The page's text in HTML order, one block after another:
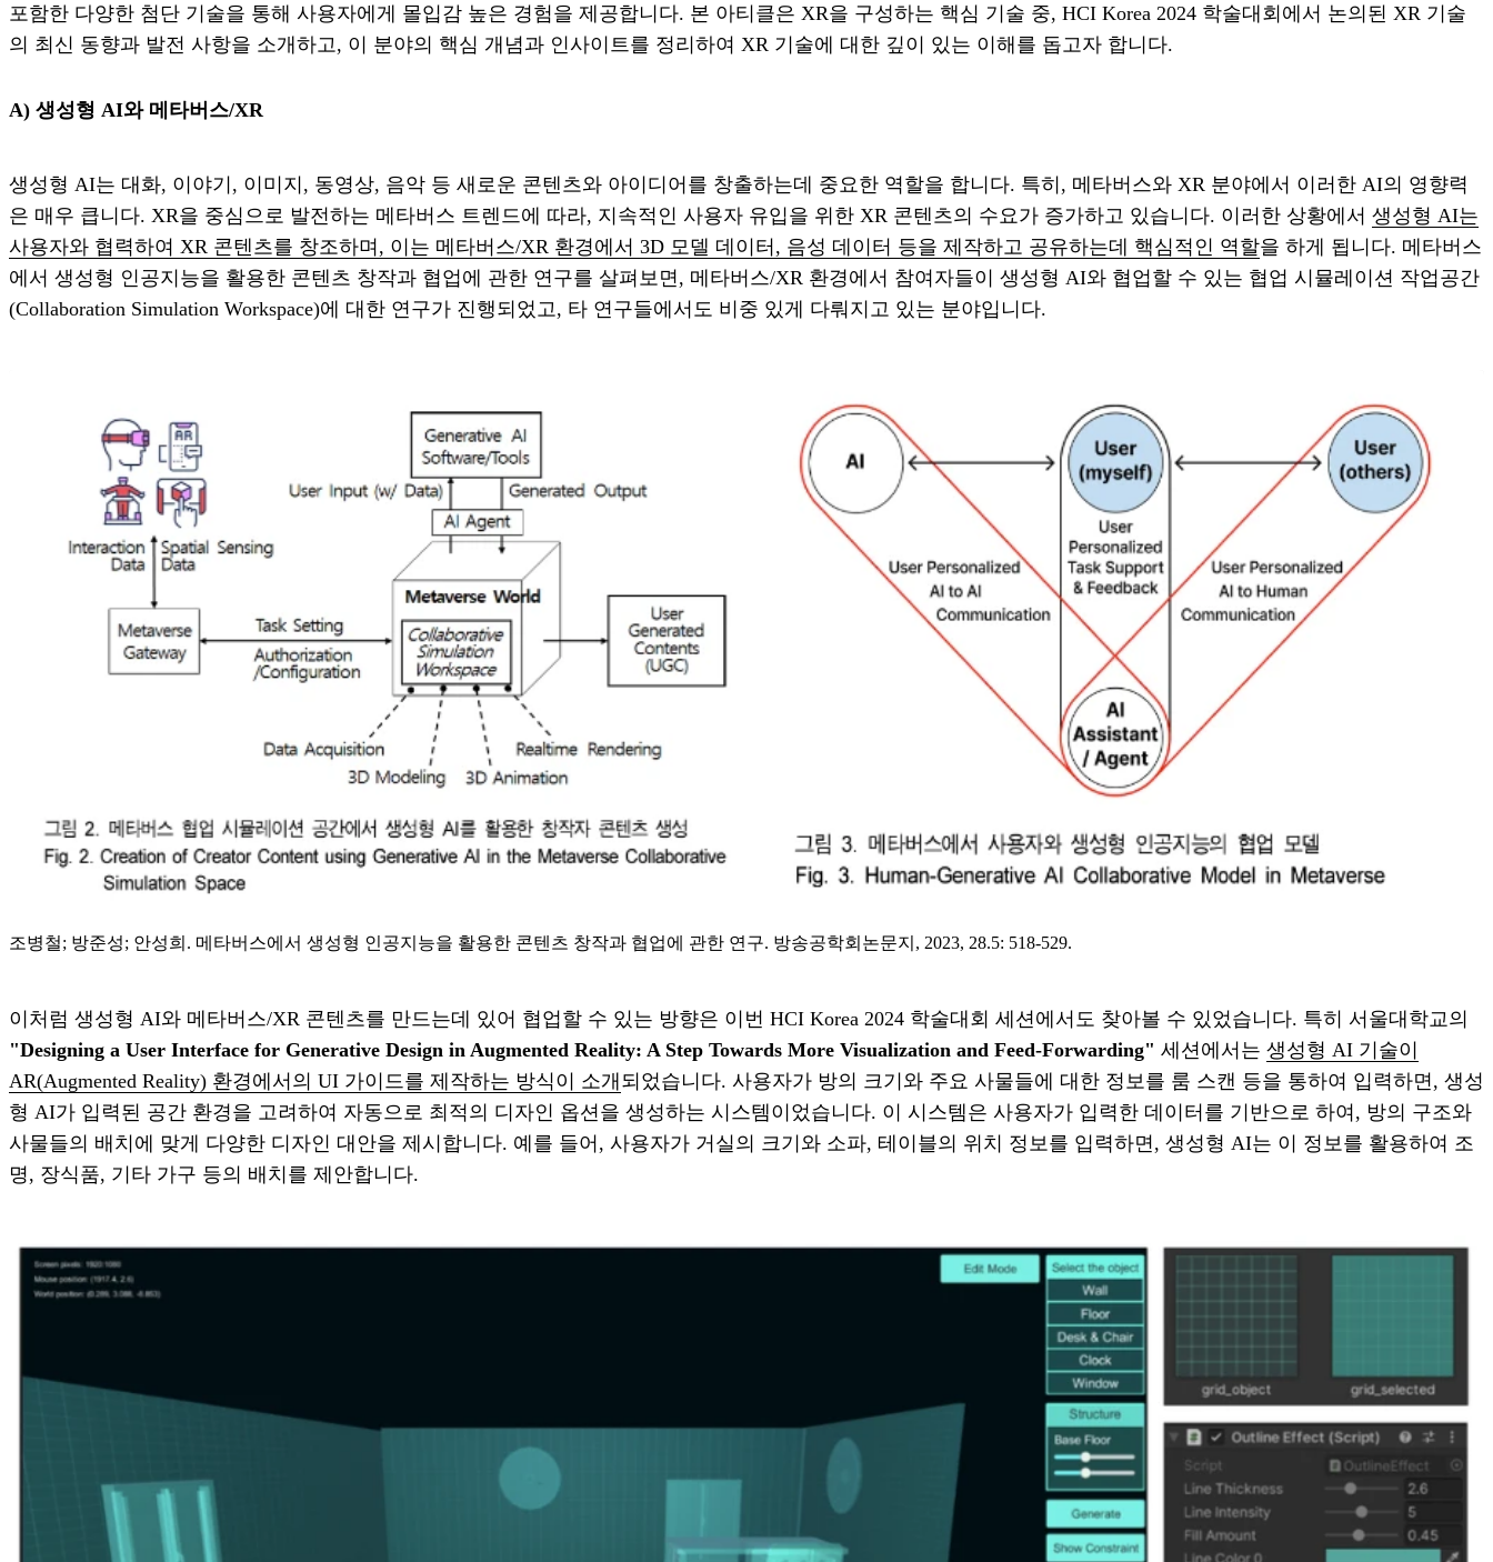
포함한 다양한 첨단 기술을 통해 사용자에게 몰입감 높은 경험을 제공합니다. 본 아티클은 XR을 구성하는 핵심 기술 중, HCI Korea 2024 학술대회에서 논의된 XR 기술
의 최신 동향과 발전 사항을 소개하고, 이 분야의 핵심 개념과 인사이트를 정리하여 XR 기술에 대한 깊이 있는 이해를 돕고자 합니다.
A) 생성형 AI와 메타버스/XR
생성형 AI는 대화, 이야기, 이미지, 동영상, 음악 등 새로운 콘텐츠와 아이디어를 창출하는데 중요한 역할을 합니다. 특히, 메타버스와 XR 분야에서 이러한 AI의 영향력
은 매우 큽니다. XR을 중심으로 발전하는 메타버스 트렌드에 따라, 지속적인 사용자 유입을 위한 XR 콘텐츠의 수요가 증가하고 있습니다. 이러한 상황에서 생성형 AI는
사용자와 협력하여 XR 콘텐츠를 창조하며, 이는 메타버스/XR 환경에서 3D 모델 데이터, 음성 데이터 등을 제작하고 공유하는데 핵심적인 역할을 하게 됩니다. 메타버스
에서 생성형 인공지능을 활용한 콘텐츠 창작과 협업에 관한 연구를 살펴보면, 메타버스/XR 환경에서 참여자들이 생성형 AI와 협업할 수 있는 협업 시뮬레이션 작업공간
(Collaboration Simulation Workspace)에 대한 연구가 진행되었고, 타 연구들에서도 비중 있게 다뤄지고 있는 분야입니다.
조병철; 방준성; 안성희. 메타버스에서 생성형 인공지능을 활용한 콘텐츠 창작과 협업에 관한 연구. 방송공학회논문지, 2023, 28.5: 518-529.
이처럼 생성형 AI와 메타버스/XR 콘텐츠를 만드는데 있어 협업할 수 있는 방향은 이번 HCI Korea 2024 학술대회 세션에서도 찾아볼 수 있었습니다. 특히 서울대학교의
"Designing a User Interface for Generative Design in Augmented Reality: A Step Towards More Visualization and Feed-Forwarding" 세션에서는 생성형 AI 기술이
AR(Augmented Reality) 환경에서의 UI 가이드를 제작하는 방식이 소개되었습니다. 사용자가 방의 크기와 주요 사물들에 대한 정보를 룸 스캔 등을 통하여 입력하면, 생성
형 AI가 입력된 공간 환경을 고려하여 자동으로 최적의 디자인 옵션을 생성하는 시스템이었습니다. 이 시스템은 사용자가 입력한 데이터를 기반으로 하여, 방의 구조와
사물들의 배치에 맞게 다양한 디자인 대안을 제시합니다. 예를 들어, 사용자가 거실의 크기와 소파, 테이블의 위치 정보를 입력하면, 생성형 AI는 이 정보를 활용하여 조
명, 장식품, 기타 가구 등의 배치를 제안합니다.